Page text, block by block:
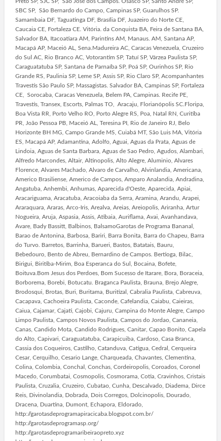
SBC SP, São Bernardo do Campo, Campinas SP, Guarulhos SP.
Samambaia DF, Taguatinga DF, Brasília DF, Juazeiro do Norte CE,
Caucaia CE, Fortaleza CE. Vitória. da Conquista BA, Feira de Santana BA,
Salvador BA, Itacoatiara AM, Parintins AM, Manaus. AM, Santana AP,
Macapá AP, Maceió AL, Sena.Madureira AC, Caracas Venezuela, Cruzeiro
do Sul AC, Rio Branco AC, Votorantim SP, Tatuí SP, Várzea Paulista SP,
Caraguatatuba SP, Santana de Parnaíba SP, Poá SP, Ourinhos SP, Rio
Grande RS, Paulinia SP, Leme SP, Assis SP, Rio Claro SP, Acompanhantes
Travestis São Paulo SP, Massagistas. Salvador BA, Campinas SP, Fortaleza
CE, Sorocaba, Caracas Venezuela, Belem PA, Campinas. Recife PE,
Travestis, Transex, Escorts, Palmas TO, Aracaju, Florianópolis SC.Floripa,
Boa Vista RR, Porto Velho RO, Porto Alegre RS, Poa, Natal RN, Curitiba
PR, João Pessoa PB, Maceió AL, Teresina PI, Rio de Janeiro RJ, Belo
Horizonte BH MG, Campo Grande MS, Cuiabá MT, São Luis MA, Vitória
ES, Macapá AP, Adamantina, Adolfo, Aguai, Aguas da Prata, Aguas de
Lindoia, Aguas de Santa Barbara, Aguas de Sao Pedro, Agudos, Alambari,
Alfredo Marcondes, Altair, Altinopolis, Alto Alegre, Aluminio, Alvares
Florence, Alvares Machado, Alvaro de Carvalho, Alvinlandia, Americana,
Americo Brasiliense, Americo de Campos, Amparo Analandia, Andradina,
Angatuba, Anhembi, Anhumas, Aparecida d'Oeste, Aparecida, Apiai,
Aracariguama, Aracatuba, Aracoiaba da Serra, Aramina, Arandu, Arapei,
Araraquara, Araras, Arco-Iris, Arealva, Areias, Areiopolis, Ariranha, Artur
Nogueira, Aruja, Aspasia, Assis, Atibaia, Auriflama, Avai, Avanhandava,
Avare, Bady Bassitt, Balbinos, BalsamoGarotas de Programa Bananal,
Barao de Antonina, Barbosa, Bariri, Barra Bonita, Barra do Chapeu, Barra
do Turvo. Barretos, Barrinha, Barueri, Bastos, Batatais, Bauru,
Bebedouro, Bento de Abreu, Bernardino de Campos. Bertioga, Bilac,
Birigui, Biritiba-Mirim, Boa Esperanca do Sul, Bocaina, Bofete,
Boituva.Bom Jesus dos Perdoes, Bom Sucesso de Itarare, Bora, Boraceia,
Borborema, Borebi, Botucatu. Braganca Paulista, Brauna, Brejo Alegre,
Brodosqui, Brotas, Buri, Buritama, Buritizal, Cabralia Paulista, Cabreuva,
Cacapava, Cachoeira Paulista, Caconde, Cafelandia, Caiabu, Caieiras,
Caiua, Cajamar, Cajati, Cajobi, Cajuru, Campina do Monte Alegre, Campo
Limpo Paulista, Campos Novos Paulista, Campos do Jordao, Cananeia,
Canas, Candido Mota, Candido Rodrigues, Canitar, Capao Bonito, Capela
do Alto, Capivari, Caraguatatuba, Carapicuiba, Cardoso, Casa Branca,
Cassia dos Coqueiros, Castilho, Catanduva, Catigua, Cedral, Cerqueira
Cesar, Cerquilho, Cesario Lange, Charqueada, Chavantes, Clementina,
Colina, Colombia, Conchal, Conchas, Cordeiropolis, Coroados, Coronel
Macedo, Corumbatai, Cosmopolis, Cosmorama, Cotia, Cravinhos, Cristais
Paulista, Cruzalia, Cruzeiro, Cubatao, Cunha, Descalvado, Diadema, Dirce
Reis, Divinolandia, Dobrada, Dois Corregos, Dolcinopolis, Dourado,
Dracena, Duartina, Dumont, Echapora, Eldorado,
http://garotasdeprogramapiracicaba.blogspot.com.br/
http://garotasdeprogramasp.org/
http://garotasdeprogramaribeiraopreto.xyz